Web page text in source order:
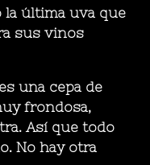
la última uva que
sus vinos
una cepa de
frondosa,
Así que todo
No hay otra